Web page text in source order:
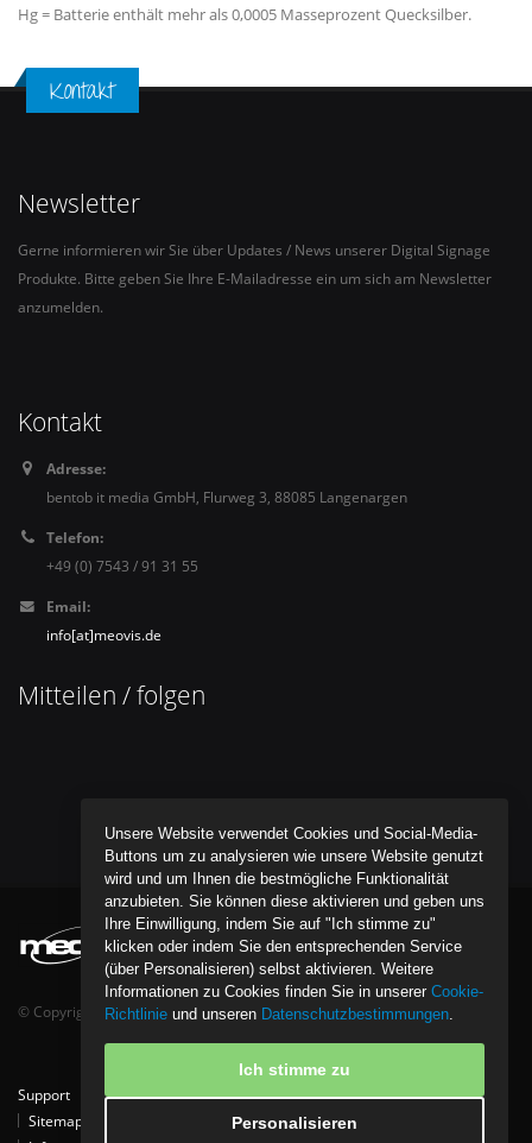
Hg = Batterie enthält mehr als 0,0005 Masseprozent Quecksilber.
Kontakt
Newsletter
Gerne informieren wir Sie über Updates / News unserer Digital Signage
Produkte. Bitte geben Sie Ihre E-Mailadresse ein um sich am Newsletter
anzumelden.
Kontakt
Adresse:
bentob it media GmbH, Flurweg 3, 88085 Langenargen
Telefon:
+49 (0) 7543 / 91 31 55
Email:
info[at]meovis.de
Mitteilen / folgen
© Copyright bentob it media GmbH - All Rights Reserved.
Support Tipps Kontakt Partner Download
Referenzen
Sitemap
Cookie-Richtlinie
Unsere Website verwendet Cookies und Social-Media-
Buttons um zu analysieren wie unsere Website genutzt
wird und um Ihnen die bestmögliche Funktionalität
anzubieten. Sie können diese aktivieren und geben uns
Ihre Einwilligung, indem Sie auf "Ich stimme zu"
klicken oder indem Sie den entsprechenden Service
(über Personalisieren) selbst aktivieren. Weitere
Informationen zu Cookies finden Sie in unserer Cookie-
Richtlinie und unseren Datenschutzbestimmungen.
Ich stimme zu
Personalisieren